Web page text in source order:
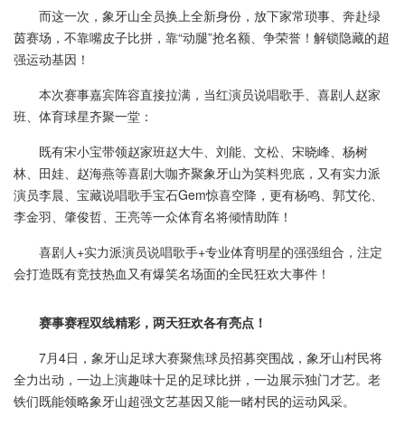
而这一次，象牙山全员换上全新身份，放下家常琐事、奔赴绿
茵赛场，不靠嘴皮子比拼，靠“动腿”抢名额、争荣誉！解锁隐藏的超
强运动基因！
本次赛事嘉宾阵容直接拉满，当红演员说唱歌手、喜剧人赵家
班、体育球星齐聚一堂：
既有宋小宝带领赵家班赵大牛、刘能、文松、宋晓峰、杨树
林、田娃、赵海燕等喜剧大咖齐聚象牙山为笑料兜底，又有实力派
演员李晨、宝藏说唱歌手宝石Gem惊喜空降，更有杨鸣、郭艾伦、
李金羽、肇俊哲、王亮等一众体育名将倾情助阵！
喜剧人+实力派演员说唱歌手+专业体育明星的强强组合，注定
会打造既有竞技热血又有爆笑名场面的全民狂欢大事件！
赛事赛程双线精彩，两天狂欢各有亮点！
7月4日，象牙山足球大赛聚焦球员招募突围战，象牙山村民将
全力出动，一边上演趣味十足的足球比拼，一边展示独门才艺。老
铁们既能领略象牙山超强文艺基因又能一睹村民的运动风采。